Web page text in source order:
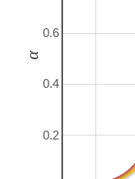
0.2
0.4
0.6
α